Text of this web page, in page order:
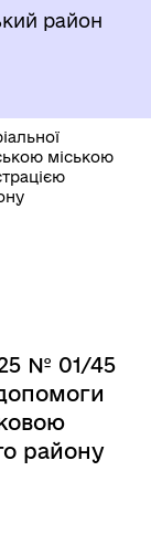
район
міською
№ 01/45
району